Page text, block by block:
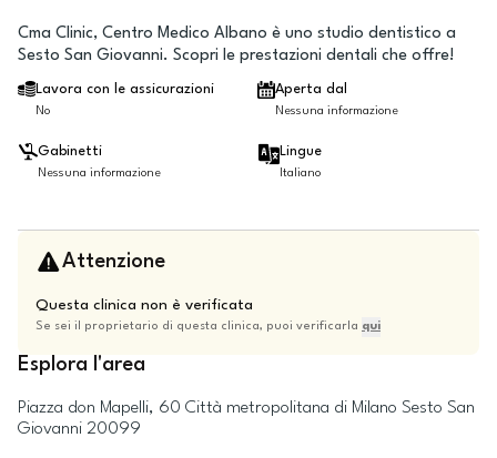
Cma Clinic, Centro Medico Albano è uno studio dentistico a
Sesto San Giovanni. Scopri le prestazioni dentali che offre!
Lavora con le assicurazioni
No
Aperta dal
Nessuna informazione
Gabinetti
Nessuna informazione
Lingue
Italiano
Attenzione
Questa clinica non è verificata
Se sei il proprietario di questa clinica, puoi verificarla qui
Esplora l'area
Piazza don Mapelli, 60 Città metropolitana di Milano Sesto San
Giovanni 20099